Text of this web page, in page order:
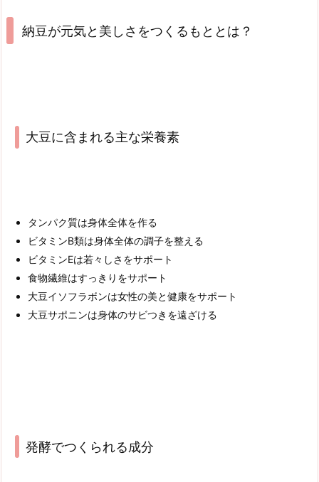
納豆が元気と美しさをつくるもととは？
大豆に含まれる主な栄養素
タンパク質は身体全体を作る
ビタミンB類は身体全体の調子を整える
ビタミンEは若々しさをサポート
食物繊維はすっきりをサポート
大豆イソフラボンは女性の美と健康をサポート
大豆サポニンは身体のサビつきを遠ざける
発酵でつくられる成分